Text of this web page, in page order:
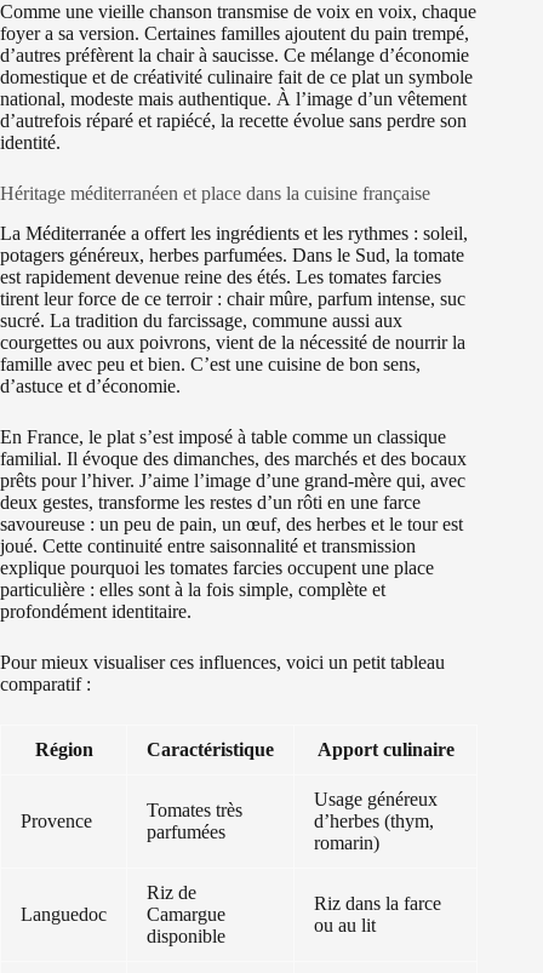
Comme une vieille chanson transmise de voix en voix, chaque
foyer a sa version. Certaines familles ajoutent du pain trempé,
d’autres préfèrent la chair à saucisse. Ce mélange d’économie
domestique et de créativité culinaire fait de ce plat un symbole
national, modeste mais authentique. À l’image d’un vêtement
d’autrefois réparé et rapiécé, la recette évolue sans perdre son
identité.
Héritage méditerranéen et place dans la cuisine française
La Méditerranée a offert les ingrédients et les rythmes : soleil,
potagers généreux, herbes parfumées. Dans le Sud, la tomate
est rapidement devenue reine des étés. Les tomates farcies
tirent leur force de ce terroir : chair mûre, parfum intense, suc
sucré. La tradition du farcissage, commune aussi aux
courgettes ou aux poivrons, vient de la nécessité de nourrir la
famille avec peu et bien. C’est une cuisine de bon sens,
d’astuce et d’économie.
En France, le plat s’est imposé à table comme un classique
familial. Il évoque des dimanches, des marchés et des bocaux
prêts pour l’hiver. J’aime l’image d’une grand-mère qui, avec
deux gestes, transforme les restes d’un rôti en une farce
savoureuse : un peu de pain, un œuf, des herbes et le tour est
joué. Cette continuité entre saisonnalité et transmission
explique pourquoi les tomates farcies occupent une place
particulière : elles sont à la fois simple, complète et
profondément identitaire.
Pour mieux visualiser ces influences, voici un petit tableau
comparatif :
Région Caractéristique Apport culinaire
Provence
Tomates très
parfumées
Usage généreux
d’herbes (thym,
romarin)
Languedoc
Riz de
Camargue
disponible
Riz dans la farce
ou au lit